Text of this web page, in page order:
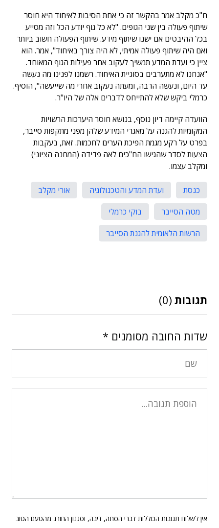
ח"כ מקלב אמר בהקשר זה כי אחת הסיבות לאיחוד היא חוסר
שיתוף פעולה בין שני הגופים. "לא כל גוף יודע הכל וזה מסייע
בכל ההיבטים אם ישנו שיתוף מידע. שיתוף הפעולה חשוב ביותר
ואם היה שיתוף פעולה אמיתי, לא היה צורך באיחוד", אמר. הוא
ציין כי ועדת המדע תמשיך לעקוב אחר פעילות הגוף המאוחד.
"אנחנו לא מתערבים בסוגיית האיחוד. רשמנו לפנינו מה נעשה
עד היום, ונעשה הרבה, ומעתה נעקוב אחרי מה שייעשה", הוסיף.
כרמלי ביקש שלא להתייחס לדברים אלה של היו"ר.
הוועדה קיימה דיון נוסף, בנושא חוסר היערכות הרשויות
המקומיות להגנה על מאגרי המידע שלהן מפני מתקפות סייבר,
בפרט על רקע מגמת הפיכת הערים לחכמות. זאת, בעקבות
הצעות לסדר שהגישו הח"כים לאה פדידה (המחנה הציוני)
ומקלב עצמו.
כנסת ועדת המדע והטכנולוגיה
אורי מקלב
מטה הסייבר
בוקי כרמלי
הרשות הלאומית להגנת הסייבר
תגובות (0)
שדות החובה מסומנים *
אין לשלוח תגובות הכוללות דברי הסתה, דיבה, וסגנון החורג מהטעם הטוב